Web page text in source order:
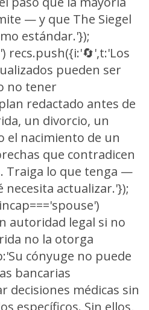
— y que The Siegel
estándar.'});
recs.push({i:'🔄',t:'Los
pueden ser
no tener
redactado antes de
un divorcio, un
el nacimiento de un
que contradicen
Traiga lo que tenga —
actualizar.'});
autoridad legal si no
no la otorga
cónyuge no puede
bancarias
decisiones médicas sin
específicos. Sin ellos,